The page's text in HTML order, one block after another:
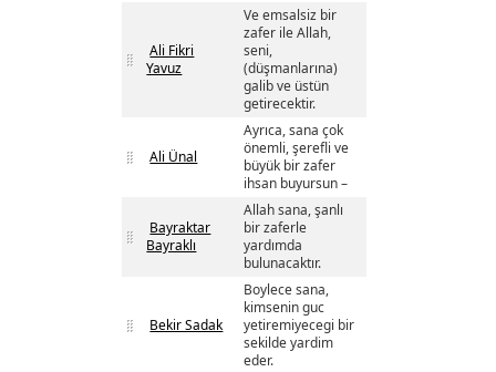
Ali Fikri
Yavuz
Ve emsalsiz bir
zafer ile Allah,
seni,
(düşmanlarına)
galib ve üstün
getirecektir.
Ali Ünal
Ayrıca, sana çok
önemli, şerefli ve
büyük bir zafer
ihsan buyursun –
Bayraktar
Bayraklı
Allah sana, şanlı
bir zaferle
yardımda
bulunacaktır.
Bekir Sadak
Boylece sana,
kimsenin guc
yetiremiyecegi bir
sekilde yardim
eder.